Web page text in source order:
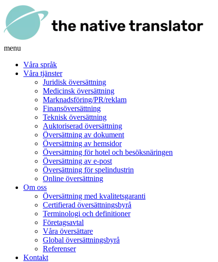
menu
Våra språk
Våra tjänster
Juridisk översättning
Medicinsk översättning
Marknadsföring/PR/reklam
Finansöversättning
Teknisk översättning
Auktoriserad översättning
Översättning av dokument
Översättning av hemsidor
Översättning för hotel och besöksnäringen
Översättning av e-post
Översättning för spelindustrin
Online översättning
Om oss
Översättning med kvalitetsgaranti
Certifierad översättningsbyrå
Terminologi och definitioner
Företagsavtal
Våra översättare
Global översättningsbyrå
Referenser
Kontakt